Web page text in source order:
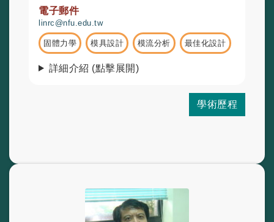
電子郵件
linrc@nfu.edu.tw
固體力學 模具設計 模流分析 最佳化設計
詳細介紹 (點擊展開)
學術歷程